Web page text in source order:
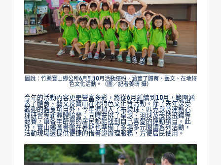
圖說：竹縣寶山鄉公所6月到10月活動繽紛，涵蓋了體育、藝文、在地特
色文化活動。（圖／記者姜晴 攝）
今年的活動內容更是豐富多彩，將從6月延續到10月，範圍涵
蓋了體育、藝文及寶山在地特色文化等活動。除了去年深受
歡迎的體育項目外，今年還加入了布袋球、匹克球及運動心
理研習等新興體驗營；同時安排了桌球、羽球及競技飛鏢等
競賽，讓各年齡層的居民都能找到自己喜愛的運動項目。此
外，寶山鄉圖書館在暑期也準備了多場多元閱讀系列活動，
活動現場還提供便捷的借書證辦理服務，方便居民使用。